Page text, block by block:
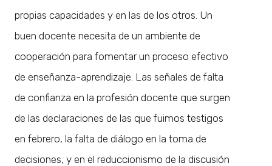
propias capacidades y en las de los otros. Un
buen docente necesita de un ambiente de
cooperación para fomentar un proceso efectivo
de enseñanza-aprendizaje. Las señales de falta
de confianza en la profesión docente que surgen
de las declaraciones de las que fuimos testigos
en febrero, la falta de diálogo en la toma de
decisiones, y en el reduccionismo de la discusión